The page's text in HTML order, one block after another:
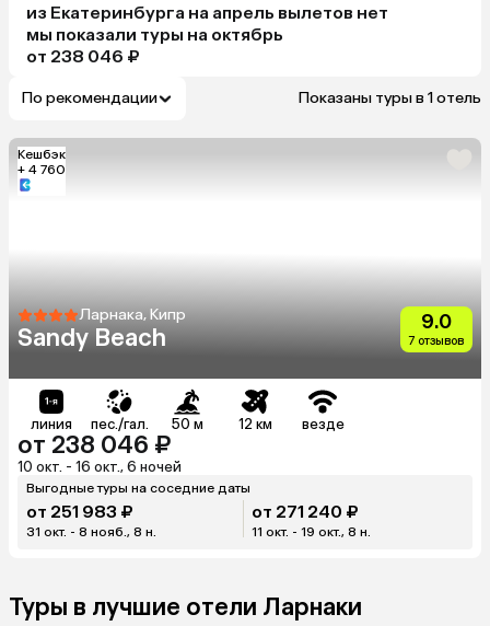
из Екатеринбурга на апрель вылетов нет
мы показали туры на октябрь
от 238 046 ₽
По рекомендации Показаны туры в 1 отель
Кешбэк
+ 4 760
Ларнака, Кипр
Sandy Beach
9.0
7 отзывов
линия пес./гал. 50 м 12 км везде
от 238 046 ₽
10 окт. - 16 окт., 6 ночей
Выгодные туры на соседние даты
от 251 983 ₽
31 окт. - 8 нояб., 8 н.
от 271 240 ₽
11 окт. - 19 окт., 8 н.
Туры в лучшие отели Ларнаки